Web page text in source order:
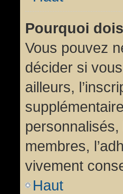
Pourquoi
Vous pouvez
décider si
ailleurs,
personnalisés,
membres,
vivement
Haut